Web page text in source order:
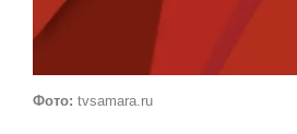
Фото: tvsamara.ru